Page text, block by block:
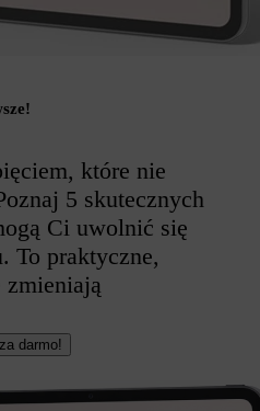
które nie
5 skutecznych
Ci uwolnić się
To praktyczne,
darmo!